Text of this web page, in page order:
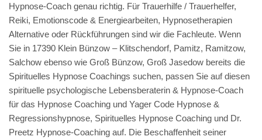
Hypnose-Coach genau richtig. Für Trauerhilfe / Trauerhelfer,
Reiki, Emotionscode & Energiearbeiten, Hypnosetherapien
Alternative oder Rückführungen sind wir die Fachleute. Wenn
Sie in 17390 Klein Bünzow – Klitschendorf, Pamitz, Ramitzow,
Salchow ebenso wie Groß Bünzow, Groß Jasedow bereits die
Spirituelles Hypnose Coachings suchen, passen Sie auf diesen
spirituelle psychologische Lebensberaterin & Hypnose-Coach
für das Hypnose Coaching und Yager Code Hypnose &
Regressionshypnose, Spirituelles Hypnose Coaching und Dr.
Preetz Hypnose-Coaching auf. Die Beschaffenheit seiner